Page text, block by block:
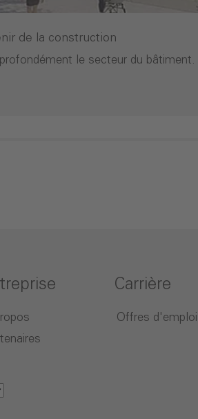
de la construction
le secteur du
Carrière
Offres d'emploi